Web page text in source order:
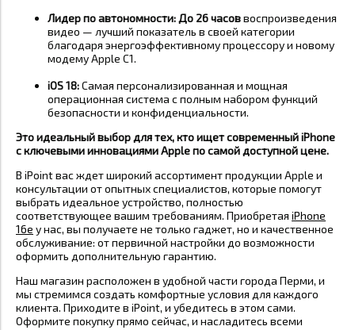
Лидер по автономности:До 26 часоввоспроизведения
видео — лучший показатель в своей категории
благодаря энергоэффективному процессору и новому
модему Apple C1.
iOS 18:Самая персонализированная и мощная
операционная система с полным набором функций
безопасности и конфиденциальности.
Это идеальный выбор для тех, кто ищет современный iPhone
с ключевыми инновациями Apple по самой доступной цене.
В iPoint вас ждет широкий ассортимент продукции Apple и
консультации от опытных специалистов, которые помогут
выбрать идеальное устройство, полностью
соответствующее вашим требованиям. Приобретая iPhone
16e у нас, вы получаете не только гаджет, но и качественное
обслуживание: от первичной настройки до возможности
оформить дополнительную гарантию.
Наш магазин расположен в удобной части города Перми, и
мы стремимся создать комфортные условия для каждого
клиента. Приходите в iPoint, и убедитесь в этом сами.
Оформите покупку прямо сейчас, и насладитесь всеми